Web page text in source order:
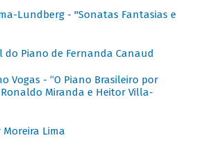
Lundberg - "Sonatas Fantasias e
do Piano de Fernanda Canaud
Vogas - “O Piano Brasileiro por
Miranda e Heitor Villa-
Lima